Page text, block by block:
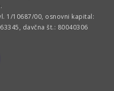
1/10687/00, osnovni kapital:
davčna št.: 80040306